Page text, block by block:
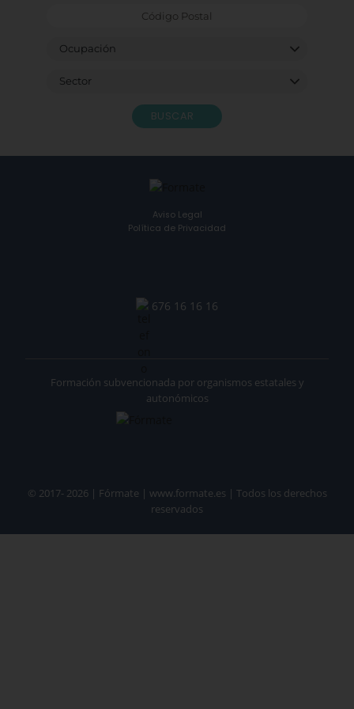
BUSCAR
Aviso Legal
Política de Privacidad
676 16 16 16
© 2017- 2026 | Fórmate | www.formate.es | Todos los derechos
reservados
Formación subvencionada por organismos estatales y
autonómicos